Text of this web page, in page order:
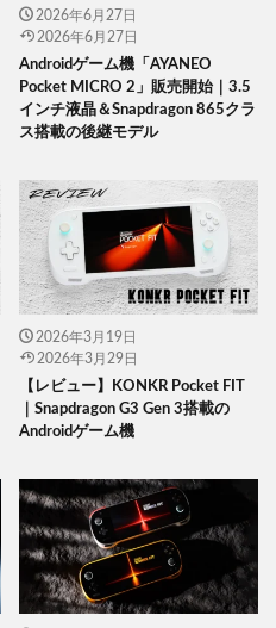
2026年6月27日
2026年6月27日
Androidゲーム機「AYANEO
Pocket MICRO 2」販売開始｜3.5
インチ液晶＆Snapdragon 865クラ
ス搭載の後継モデル
2026年3月19日
2026年3月29日
【レビュー】KONKR Pocket FIT
｜Snapdragon G3 Gen 3搭載の
Androidゲーム機